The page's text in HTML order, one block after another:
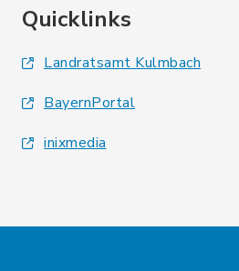
Quicklinks
Landratsamt Kulmbach
BayernPortal
inixmedia